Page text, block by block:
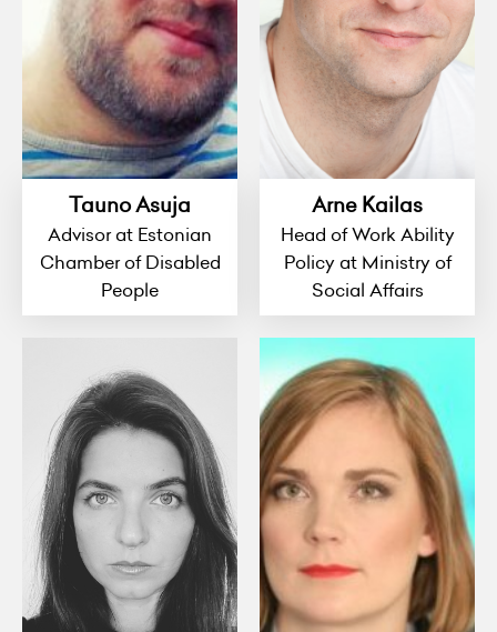
Tauno Asuja
Advisor at Estonian
Chamber of Disabled
People
Arne Kailas
Head of Work Ability
Policy at Ministry of
Social Affairs